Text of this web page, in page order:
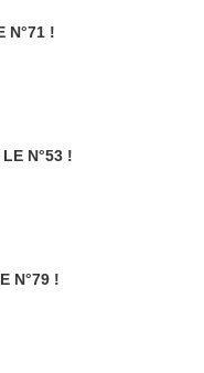
N°71 !
N°53 !
N°79 !